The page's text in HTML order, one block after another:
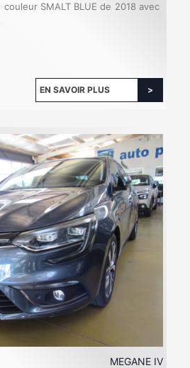
couleur SMALT BLUE de 2018 avec
EN SAVOIR PLUS
MEGANE IV